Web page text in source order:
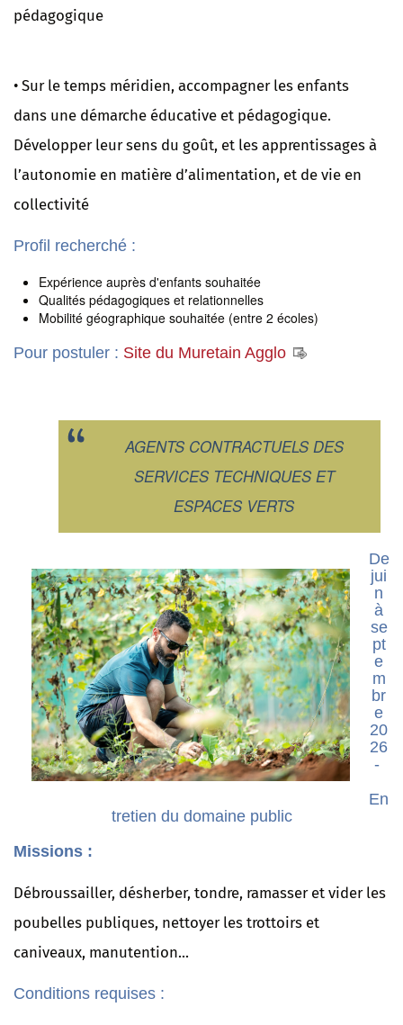
pédagogique
• Sur le temps méridien, accompagner les enfants
dans une démarche éducative et pédagogique.
Développer leur sens du goût, et les apprentissages à
l’autonomie en matière d’alimentation, et de vie en
collectivité
Profil recherché :
Expérience auprès d'enfants souhaitée
Qualités pédagogiques et relationnelles
Mobilité géographique souhaitée (entre 2 écoles)
Pour postuler : Site du Muretain Agglo
AGENTS CONTRACTUELS DES
SERVICES TECHNIQUES ET
ESPACES VERTS
De
jui
n
à
se
pt
e
m
br
e
20
26
-
En
tretien du domaine public
Missions :
Débroussailler, désherber, tondre, ramasser et vider les
poubelles publiques, nettoyer les trottoirs et
caniveaux, manutention...
Conditions requises :